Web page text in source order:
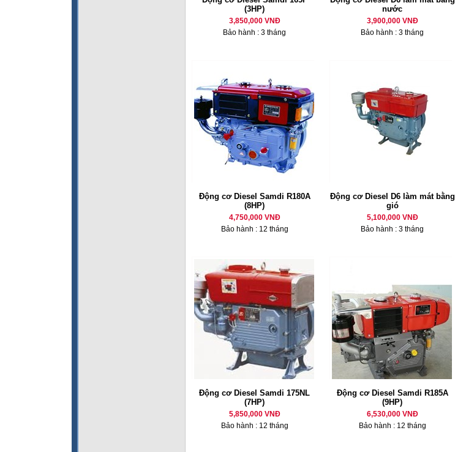
(3HP)
3,850,000 VNĐ
Bảo hành : 3 tháng
nước
3,900,000 VNĐ
Bảo hành : 3 tháng
Động cơ Diesel Samdi R180A
(8HP)
4,750,000 VNĐ
Bảo hành : 12 tháng
Động cơ Diesel D6 làm mát bằng
gió
5,100,000 VNĐ
Bảo hành : 3 tháng
Động cơ Diesel Samdi 175NL
(7HP)
5,850,000 VNĐ
Bảo hành : 12 tháng
Động cơ Diesel Samdi R185A
(9HP)
6,530,000 VNĐ
Bảo hành : 12 tháng